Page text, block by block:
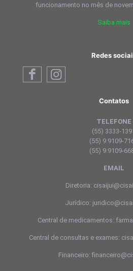
funcionamento no mês de
Saiba mais
Redes
Contatos
TELEFONE
(55) 3333-
(55) 9.9109-
(55) 9.9109-
EMAIL
Diretoria:
Jurídico:
Central de medicamentos:
Central de consultas e exames:
Financeiro: